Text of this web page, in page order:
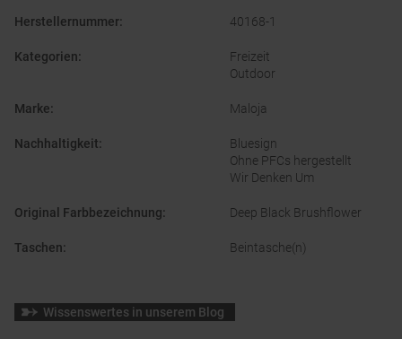
Herstellernummer: 40168-1
Kategorien:
Freizeit
Outdoor
Marke: Maloja
Nachhaltigkeit:
Bluesign
Ohne PFCs hergestellt
Wir Denken Um
Original Farbbezeichnung: Deep Black Brushflower
Taschen: Beintasche(n)
Wissenswertes in unserem Blog